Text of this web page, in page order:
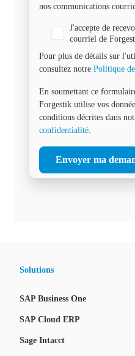
nos communications
J'accepte de
courriel de
Pour plus de détails sur
consultez notre Politique
En soumettant ce
Forgestik utilise vos
conditions décrites dans
confidentialité.
Solutions
SAP Business One
SAP Cloud ERP
Sage Intacct